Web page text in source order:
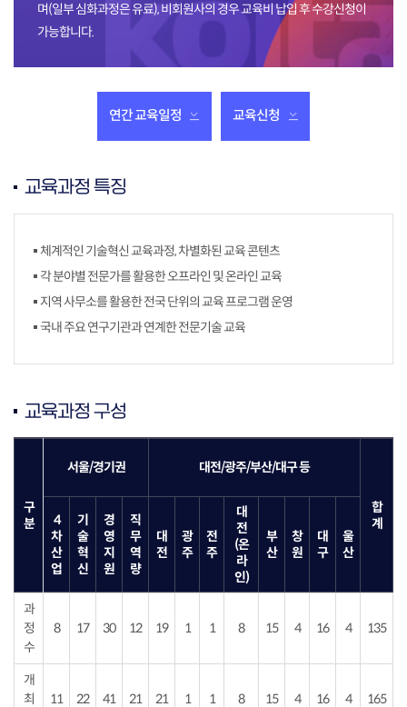
며(일부 심화과정은 유료),비회원사의 경우 교육비 납입 후 수강신청이
가능합니다.
연간 교육일정 교육신청
교육과정 특징
체계적인 기술혁신 교육과정, 차별화된 교육 콘텐츠
각 분야별 전문가를 활용한 오프라인 및 온라인 교육
지역 사무소를 활용한 전국 단위의 교육 프로그램 운영
국내 주요 연구기관과 연계한 전문기술 교육
교육과정 구성
구
분
서울/경기권 대전/광주/부산/대구 등
합
계
4
차
산
업
기
술
혁
신
경
영
지
원
직
무
역
량
대
전
광
주
전
주
대
전
(온
라
인)
부
산
창
원
대
구
울
산
과
정
수
8 17 30 12 19 1 1 8 15 4 16 4 135
개
최
11 22 41 21 21 1 1 8 15 4 16 4 165